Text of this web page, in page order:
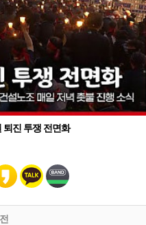
퇴진 투쟁 전면화